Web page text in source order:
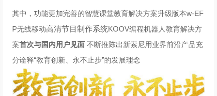
其中，功能更加完善的智慧课堂教育解决方案升级版本w-EF
P无线移动高清节目制作系统KOOV编程机器人教育解决方
案首次与国内用户见面 不断推陈出新索尼用业界前沿产品充
分诠释“教育创新、永不止步”的发展理念